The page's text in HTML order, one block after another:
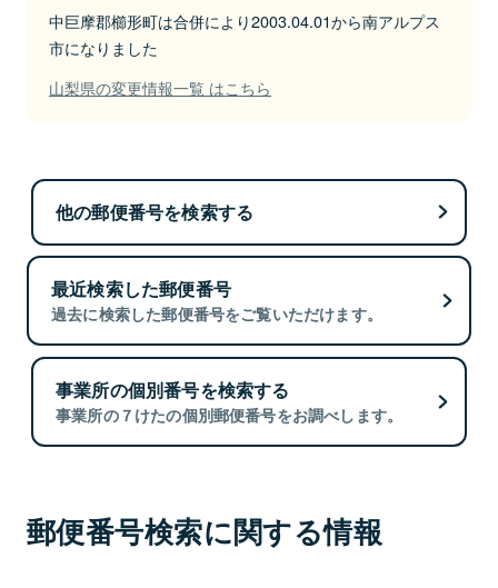
中巨摩郡櫛形町は合併により2003.04.01から南アルプス
市になりました
山梨県の変更情報一覧 はこちら
他の郵便番号を検索する
最近検索した郵便番号
過去に検索した郵便番号をご覧いただけます。
事業所の個別番号を検索する
事業所の７けたの個別郵便番号をお調べします。
郵便番号検索に関する情報